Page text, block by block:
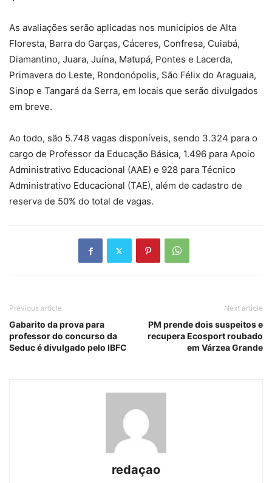
As avaliações serão aplicadas nos municípios de Alta
Floresta, Barra do Garças, Cáceres, Confresa, Cuiabá,
Diamantino, Juara, Juína, Matupá, Pontes e Lacerda,
Primavera do Leste, Rondonópolis, São Félix do Araguaia,
Sinop e Tangará da Serra, em locais que serão divulgados
em breve.
Ao todo, são 5.748 vagas disponíveis, sendo 3.324 para o
cargo de Professor da Educação Básica, 1.496 para Apoio
Administrativo Educacional (AAE) e 928 para Técnico
Administrativo Educacional (TAE), além de cadastro de
reserva de 50% do total de vagas.
Previous article
Gabarito da prova para
professor do concurso da
Seduc é divulgado pelo IBFC
Next article
PM prende dois suspeitos e
recupera Ecosport roubado
em Várzea Grande
redaçao